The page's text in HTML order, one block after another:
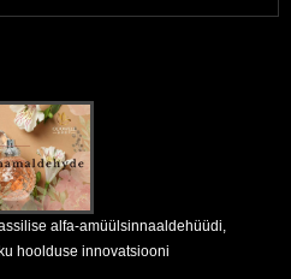
alfa-amüülsinnaaldehüüdi,
hoolduse innovatsiooni